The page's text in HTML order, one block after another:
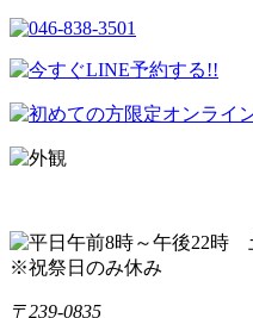
※祝祭日のみ休み
〒239-0835